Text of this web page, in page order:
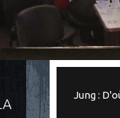
Jung :